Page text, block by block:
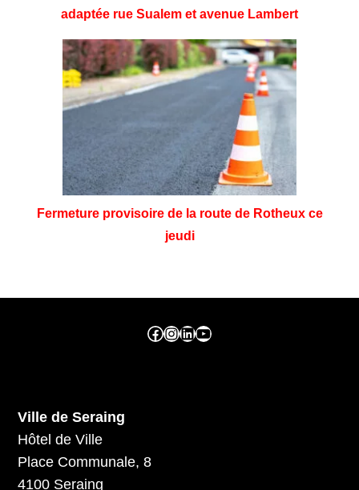
adaptée rue Sualem et avenue Lambert
Fermeture provisoire de la route de Rotheux ce
jeudi
Facebook ville de seraing Instragram ville de seraing linkedin – ville de seraing YouTube
Ville de Seraing
Hôtel de Ville
Place Communale, 8
4100 Seraing